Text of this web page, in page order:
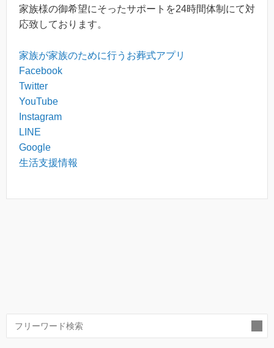
家族様の御希望にそったサポートを24時間体制にて対
応致しております。
家族が家族のために行うお葬式アプリ
Facebook
Twitter
YouTube
Instagram
LINE
Google
生活支援情報